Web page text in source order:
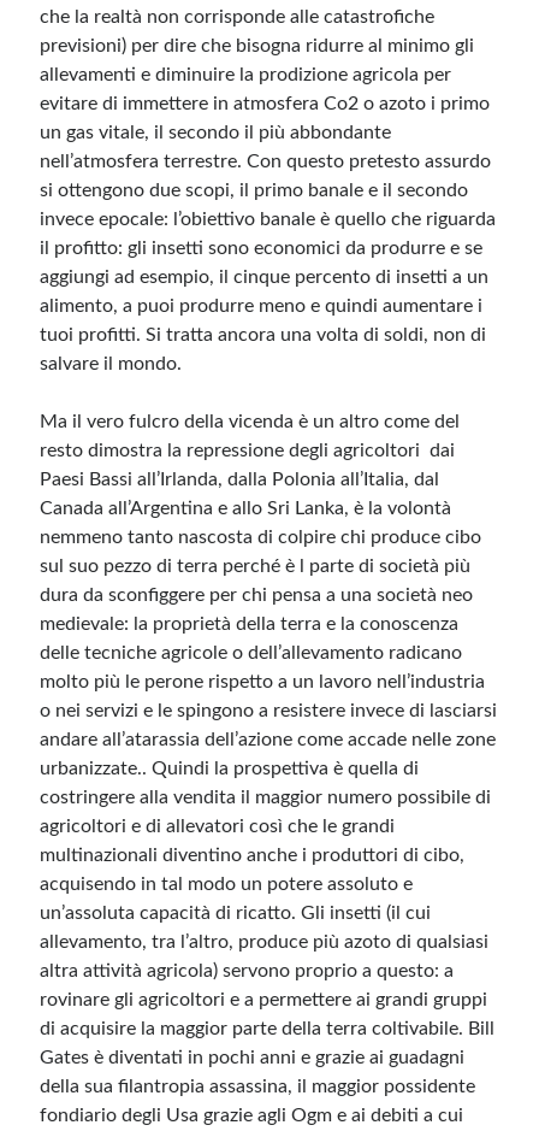
che la realtà non corrisponde alle catastrofiche
previsioni) per dire che bisogna ridurre al minimo gli
allevamenti e diminuire la prodizione agricola per
evitare di immettere in atmosfera Co2 o azoto i primo
un gas vitale, il secondo il più abbondante
nell’atmosfera terrestre. Con questo pretesto assurdo
si ottengono due scopi, il primo banale e il secondo
invece epocale: l’obiettivo banale è quello che riguarda
il profitto: gli insetti sono economici da produrre e se
aggiungi ad esempio, il cinque percento di insetti a un
alimento, a puoi produrre meno e quindi aumentare i
tuoi profitti. Si tratta ancora una volta di soldi, non di
salvare il mondo.
Ma il vero fulcro della vicenda è un altro come del
resto dimostra la repressione degli agricoltori dai
Paesi Bassi all’Irlanda, dalla Polonia all’Italia, dal
Canada all’Argentina e allo Sri Lanka, è la volontà
nemmeno tanto nascosta di colpire chi produce cibo
sul suo pezzo di terra perché è l parte di società più
dura da sconfiggere per chi pensa a una società neo
medievale: la proprietà della terra e la conoscenza
delle tecniche agricole o dell’allevamento radicano
molto più le perone rispetto a un lavoro nell’industria
o nei servizi e le spingono a resistere invece di lasciarsi
andare all’atarassia dell’azione come accade nelle zone
urbanizzate.. Quindi la prospettiva è quella di
costringere alla vendita il maggior numero possibile di
agricoltori e di allevatori così che le grandi
multinazionali diventino anche i produttori di cibo,
acquisendo in tal modo un potere assoluto e
un’assoluta capacità di ricatto. Gli insetti (il cui
allevamento, tra l’altro, produce più azoto di qualsiasi
altra attività agricola) servono proprio a questo: a
rovinare gli agricoltori e a permettere ai grandi gruppi
di acquisire la maggior parte della terra coltivabile. Bill
Gates è diventati in pochi anni e grazie ai guadagni
della sua filantropia assassina, il maggior possidente
fondiario degli Usa grazie agli Ogm e ai debiti a cui